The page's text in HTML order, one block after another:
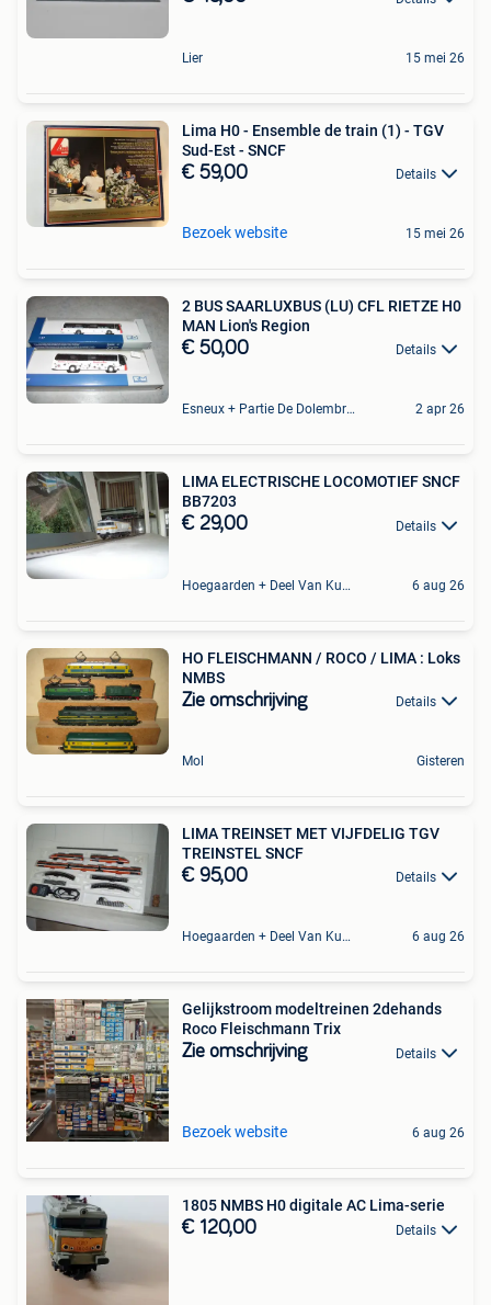
Lier 15 mei 26
Lima H0 - Ensemble de train (1) - TGV
Sud-Est - SNCF
€ 59,00 Details
Bezoek website 15 mei 26
2 BUS SAARLUXBUS (LU) CFL RIETZE H0
MAN Lion's Region
€ 50,00 Details
Esneux + Partie De Dolembreux 2 apr 26
LIMA ELECTRISCHE LOCOMOTIEF SNCF
BB7203
€ 29,00 Details
Hoegaarden + Deel Van Kumtich + Deel Van Tienen 6 aug 26
HO FLEISCHMANN / ROCO / LIMA : Loks
NMBS
Zie omschrijving Details
Mol Gisteren
LIMA TREINSET MET VIJFDELIG TGV
TREINSTEL SNCF
€ 95,00 Details
Hoegaarden + Deel Van Kumtich + Deel Van Tienen 6 aug 26
Gelijkstroom modeltreinen 2dehands
Roco Fleischmann Trix
Zie omschrijving Details
Bezoek website 6 aug 26
1805 NMBS H0 digitale AC Lima-serie
€ 120,00 Details